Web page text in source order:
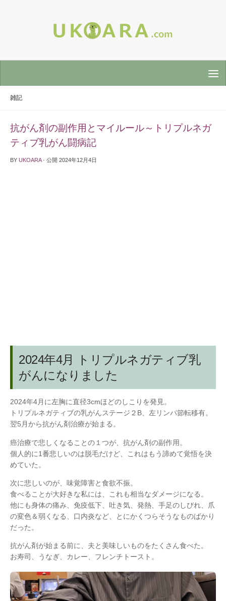
雑記
抗がん剤の副作用とマイルール～トリプルネガ
ティブ乳がん闘病記
BY UKOARA · 公開 2024年12月4日
2024年4月 トリプルネガティブ乳
がんになりました
2024年4月に左胸に直径3cmほどのしこりを発見。
トリプルネガティブの乳がんステージ２B、左リンパ節転移有。
翌5月から抗がん剤治療が始まる。
癌治療で悲しくなることの１つが、抗がん剤の副作用。
個人的に1番悲しいのは脱毛だけど、これはもう諦めて覚悟を決
めていた。
次に悲しいのが、味覚障害と食欲不振。
食べることが大好きな私には、これも相当なダメージになる。
他にも身体の痛み、免疫低下、吐き気、発熱、手足のしびれ、爪
の変色＆弱くなる、口内炎など、とにかくつらそうなものばかり
だった。
抗がん剤が始まる前に、夫と美味しいものをたくさん食べた。
お寿司、うなぎ、カレー、フレンチトースト。